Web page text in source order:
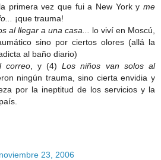
primera vez que fui a New York y me
¡que trauma!
al llegar a una casa...
lo viví en Moscú,
sino por ciertos olores (allá la
al baño diario)
correo, y (4)Los niños van solos al
ningún trauma, sino cierta envidia y
por la ineptitud de los servicios y la
23, 2006